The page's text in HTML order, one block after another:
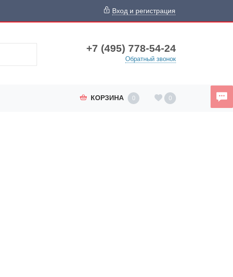
Вход и регистрация
+7 (495) 778-54-24
Обратный звонок
КОРЗИНА 0 0